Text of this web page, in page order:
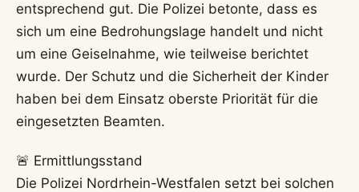
entsprechend gut. Die Polizei betonte, dass es
sich um eine Bedrohungslage handelt und nicht
um eine Geiselnahme, wie teilweise berichtet
wurde. Der Schutz und die Sicherheit der Kinder
haben bei dem Einsatz oberste Priorität für die
eingesetzten Beamten.
🚨 Ermittlungsstand
Die Polizei Nordrhein-Westfalen setzt bei solchen